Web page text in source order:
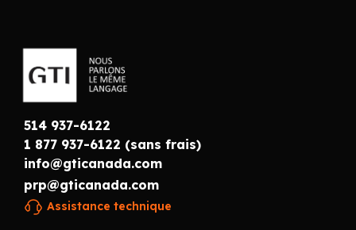
514 937-6122
1 877 937-6122 (sans frais)
info@gticanada.com
prp@gticanada.com
Assistance technique